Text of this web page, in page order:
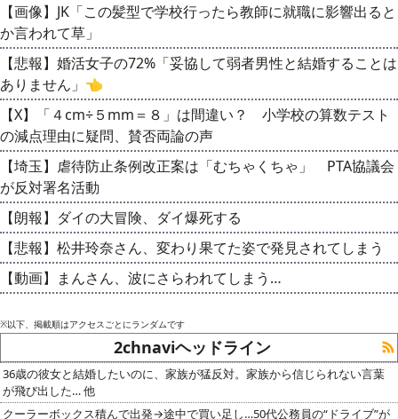
【画像】JK「この髪型で学校行ったら教師に就職に影響出ると
か言われて草」
【悲報】婚活女子の72%「妥協して弱者男性と結婚することは
ありません」👈
【X】「４cm÷５mm＝８」は間違い？ 小学校の算数テスト
の減点理由に疑問、賛否両論の声
【埼玉】虐待防止条例改正案は「むちゃくちゃ」 PTA協議会
が反対署名活動
【朗報】ダイの大冒険、ダイ爆死する
【悲報】松井玲奈さん、変わり果てた姿で発見されてしまう
【動画】まんさん、波にさらわれてしまう…
※以下、掲載順はアクセスごとにランダムです
2chnaviヘッドライン
36歳の彼女と結婚したいのに、家族が猛反対。家族から信じられない言葉
が飛び出した… 他
クーラーボックス積んで出発→途中で買い足し…50代公務員の“ドライブ”が